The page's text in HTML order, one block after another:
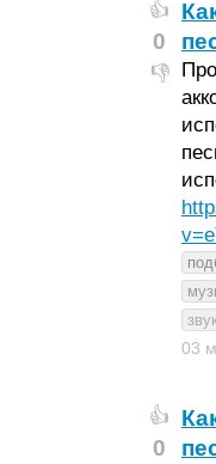
👍
0
👎
03
👍
0